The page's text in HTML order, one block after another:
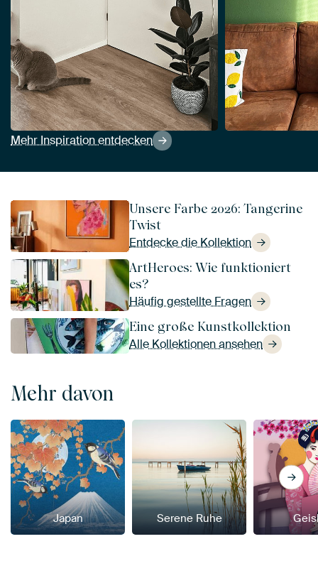
Mehr Inspiration entdecken
Unsere Farbe 2026: Tangerine
Twist
Entdecke die Kollektion
ArtHeroes: Wie funktioniert
es?
Häufig gestellte Fragen
Eine große Kunstkollektion
Alle Kollektionen ansehen
Mehr davon
Japan Serene Ruhe